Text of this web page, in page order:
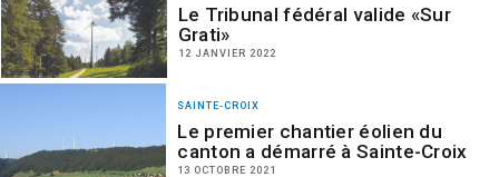
Le Tribunal fédéral valide «Sur
Grati»
12 JANVIER 2022
SAINTE-CROIX
Le premier chantier éolien du
canton a démarré à Sainte-Croix
13 OCTOBRE 2021